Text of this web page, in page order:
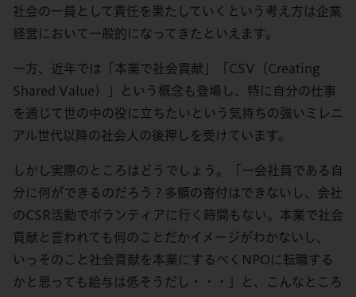
社会の一員として責任を果たしていくという考え方は企業
経営において一般的になってきたといえます。
一方、近年では「本業で社会貢献」「CSV（Creating
Shared Value）」という概念も登場し、特に自分の仕事
を通じて世の中の役に立ちたいという気持ちの強いミレニ
アル世代以降の社会人の後押しを受けています。
しかし実際のところはどうでしょう。「一会社員である自
分に何ができるのだろう？多額の寄付はできないし、会社
のCSR活動でボランティアに行く時間もない。本業で社会
貢献と言われても何のことだかイメージがわかないし、
いっそのこと社会貢献を本業にするべくNPOに転職する
かと思っても給与は低そうだし・・・」と、こんなところ